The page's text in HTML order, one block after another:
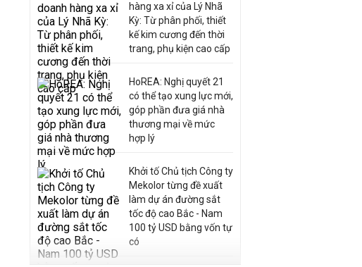
hàng xa xỉ của Lý Nhã
Kỳ: Từ phân phối, thiết
kế kim cương đến thời
trang, phụ kiện cao cấp
HoREA: Nghị quyết 21
có thể tạo xung lực mới,
góp phần đưa giá nhà
thương mại về mức
hợp lý
Khởi tố Chủ tịch Công ty
Mekolor từng đề xuất
làm dự án đường sắt
tốc độ cao Bắc - Nam
100 tỷ USD bằng vốn tự
có